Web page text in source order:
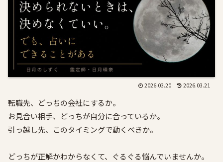
2026.03.20 2026.03.21
転職先、どっちの会社にするか。
お見合い相手、どっちが自分に合っているか。
引っ越し先、このタイミングで動くべきか。
どっちが正解かわからなくて、ぐるぐる悩んでいませんか。